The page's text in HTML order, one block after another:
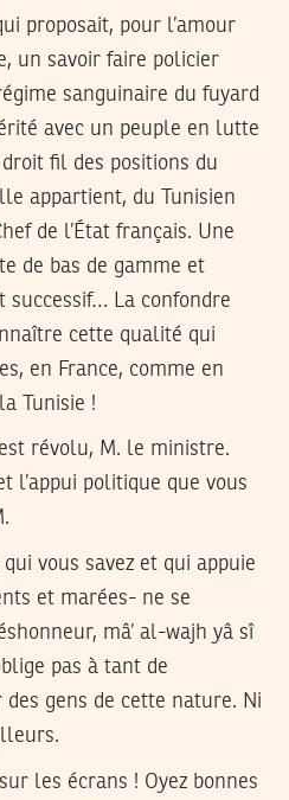
proposait, pour l’amour
un savoir faire policier
sanguinaire du fuyard
avec un peuple en lutte
fil des positions du
appartient, du Tunisien
de l’État français. Une
de bas de gamme et
successif… La confondre
cette qualité qui
en France, comme en
la Tunisie !
révolu, M. le ministre.
l’appui politique que vous
vous savez et qui appuie
et marées- ne se
mâ’ al-wajh yâ sî
pas à tant de
gens de cette nature. Ni
les écrans ! Oyez bonnes